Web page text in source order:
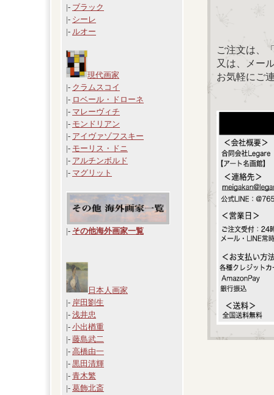
|- ブラック
|- シーレ
|- ルオー
現代画家
|- クラムスコイ
|- ロベール・ドローネ
|- マレーヴィチ
|- モンドリアン
|- アイヴァゾフスキー
|- モーリス・ドニ
|- アルチンボルド
|- マグリット
|- その他海外画家一覧
日本人画家
|- 岸田劉生
|- 浅井忠
|- 小出楢重
|- 藤島武二
|- 高橋由一
|- 黒田清輝
|- 青木繁
|- 葛飾北斎
ご注文は、
又は、メー
お気軽にご